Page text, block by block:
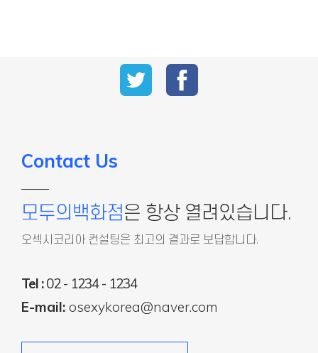
Contact Us
모두의백화점은 항상 열려있습니다.
오섹시코리아 컨설팅은 최고의 결과로 보답합니다.
Tel :02 - 1234 - 1234
E-mail: osexykorea@naver.com